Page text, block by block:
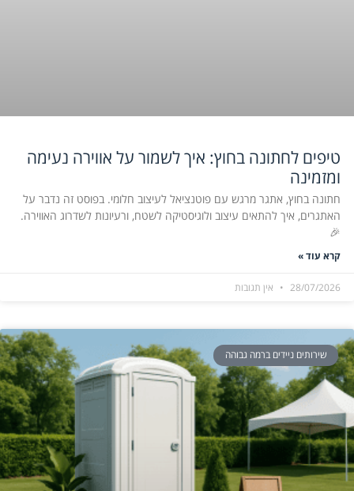
טיפים לחתונה בחוץ: איך לשמור על אווירה נעימה
ומזמינה
חתונה בחוץ, אתגר מרגש עם פוטנציאל לעיצוב חלומי. בפוסט זה נדבר על
האתגרים, איך להתאים עיצוב ולוגיסטיקה לשטח, ורעיונות לשדרוג האווירה.
🎉
קרא עוד »
28/07/2026 אין תגובות
שירותים ניידים ברמה גבוהה